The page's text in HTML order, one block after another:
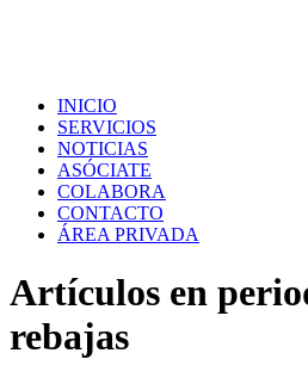
INICIO
SERVICIOS
NOTICIAS
ASÓCIATE
COLABORA
CONTACTO
ÁREA PRIVADA
Artículos en
rebajas